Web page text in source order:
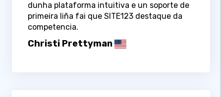
dunha plataforma intuitiva e un soporte de
primeira liña fai que SITE123 destaque da
competencia.
Christi Prettyman